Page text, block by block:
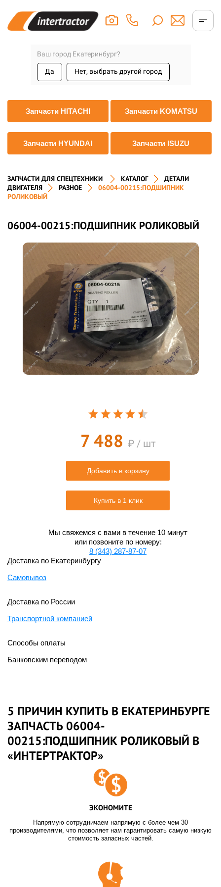
Ваш город Екатеринбург?
Да Нет, выбрать другой город
Запчасти HITACHI Запчасти KOMATSU
Запчасти HYUNDAI Запчасти ISUZU
ЗАПЧАСТИ ДЛЯ СПЕЦТЕХНИКИ КАТАЛОГ
ДЕТАЛИ
ДВИГАТЕЛЯ
РАЗНОЕ
06004-00215:ПОДШИПНИК
РОЛИКОВЫЙ
06004-00215:ПОДШИПНИК РОЛИКОВЫЙ
7 488 ₽ / шт
Добавить в корзину
Купить в 1 клик
Мы свяжемся с вами в течение 10 минут
или позвоните по номеру:
8 (343) 287-87-07
Доставка по Екатеринбургу
Самовывоз
Доставка по России
Транспортной компанией
Способы оплаты
Банковским переводом
5 ПРИЧИН КУПИТЬ В ЕКАТЕРИНБУРГЕ
ЗАПЧАСТЬ 06004-
00215:ПОДШИПНИК РОЛИКОВЫЙ В
«ИНТЕРТРАКТОР»
ЭКОНОМИТЕ
Напрямую сотрудничаем напрямую с более чем 30
производителями, что позволяет нам гарантировать самую низкую
стоимость запасных частей.